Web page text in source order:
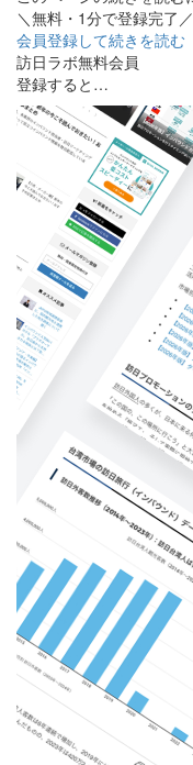
＼無料・1分で登録完了／
会員登録して続きを読む
訪日ラボ無料会員
登録すると…